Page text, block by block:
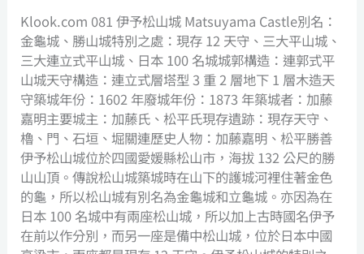
Klook.com 081 伊予松山城 Matsuyama Castle別名：
金龜城、勝山城特別之處：現存 12 天守、三大平山城、
三大連立式平山城、日本 100 名城城郭構造：連郭式平
山城天守構造：連立式層塔型 3 重 2 層地下 1 層木造天
守築城年份：1602 年廢城年份：1873 年築城者：加藤
嘉明主要城主：加藤氏、松平氏現存遺跡：現存天守、
櫓、門、石垣、堀關連歷史人物：加藤嘉明、松平勝善
伊予松山城位於四國愛媛縣松山市，海拔 132 公尺的勝
山山頂。傳說松山城築城時在山下的護城河裡住著金色
的龜，所以松山城有別名為金龜城和立龜城。亦因為在
日本 100 名城中有兩座松山城，所以加上古時國名伊予
在前以作分別，而另一座是備中松山城，位於日本中國